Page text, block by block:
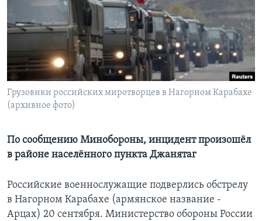
Learning English
СОЦИАЛЬНЫЕ СЕТИ
Языки
Грузовики российских миротворцев в Нагорном Карабахе
(архивное фото)
По сообщению Минобороны, инцидент произошёл
в районе населённого пункта Джанятаг
Российские военнослужащие подверлись обстрелу
в Нагорном Карабахе (армянское название -
Арцах) 20 сентября. Министерство обороны России